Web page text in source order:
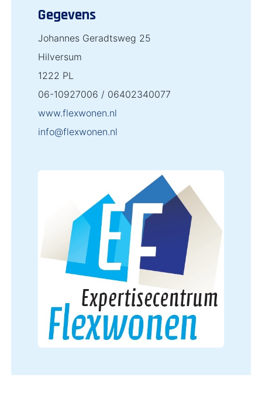
Gegevens
Johannes Geradtsweg 25
Hilversum
1222 PL
06-10927006 / 06402340077
www.flexwonen.nl
info@flexwonen.nl